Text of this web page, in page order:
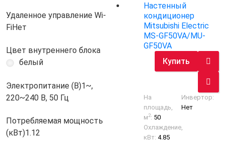
Удаленное управление Wi-
FiНет
Цвет внутреннего блока
белый
Электропитание (В)1~,
220~240 В, 50 Гц
Потребляемая мощность
(кВт)1.12
Настенный
кондиционер
Mitsubishi Electric
MS-GF50VA/MU-
GF50VA
Купить
На
площадь,
м2: 50
Инвертор:
Нет
Охлаждение,
кВт:4.85